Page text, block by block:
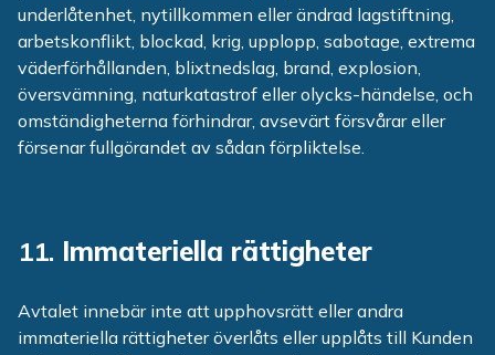
underlåtenhet, nytillkommen eller ändrad lagstiftning,
arbetskonflikt, blockad, krig, upplopp, sabotage, extrema
väderförhållanden, blixtnedslag, brand, explosion,
översvämning, naturkatastrof eller olycks-händelse, och
omständigheterna förhindrar, avsevärt försvårar eller
försenar fullgörandet av sådan förpliktelse.
11. Immateriella rättigheter
Avtalet innebär inte att upphovsrätt eller andra
immateriella rättigheter överlåts eller upplåts till Kunden